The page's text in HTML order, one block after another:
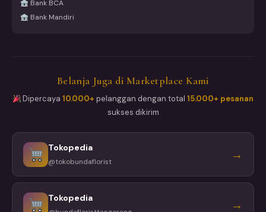
Bank BCA
Bank Mandiri
Belanja Juga di Marketplace Kami
Dipercaya10.000+ pelanggan dengan total15.000+ pesanan
sukses dikirim
Tokopedia
@tokobundaflorist →
Tokopedia →